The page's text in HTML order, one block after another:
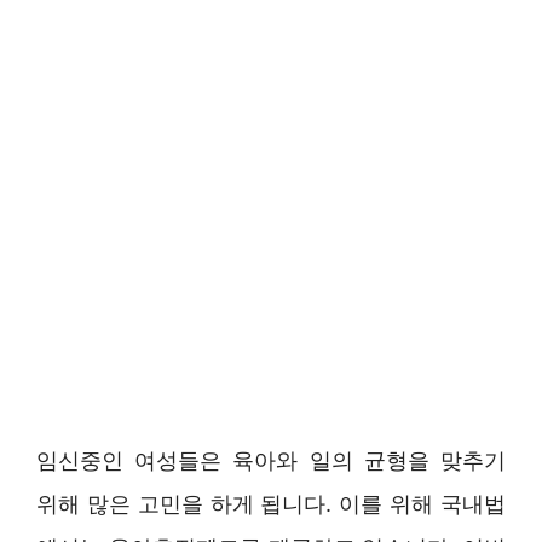
임신중인 여성들은 육아와 일의 균형을 맞추기
위해 많은 고민을 하게 됩니다. 이를 위해 국내법